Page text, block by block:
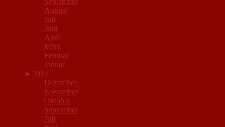
August
Juli
Juni
April
März
Februar
Januar
► 2014
Dezember
November
Oktober
September
Juli